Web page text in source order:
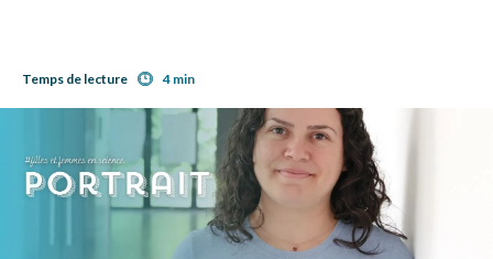
Temps de lecture 4 min